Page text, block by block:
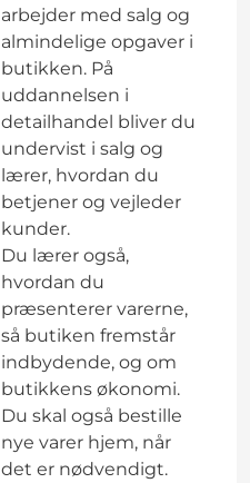
arbejder med salg og
almindelige opgaver i
butikken. På
uddannelsen i
detailhandel bliver du
undervist i salg og
lærer, hvordan du
betjener og vejleder
kunder.
Du lærer også,
hvordan du
præsenterer varerne,
så butiken fremstår
indbydende, og om
butikkens økonomi.
Du skal også bestille
nye varer hjem, når
det er nødvendigt.